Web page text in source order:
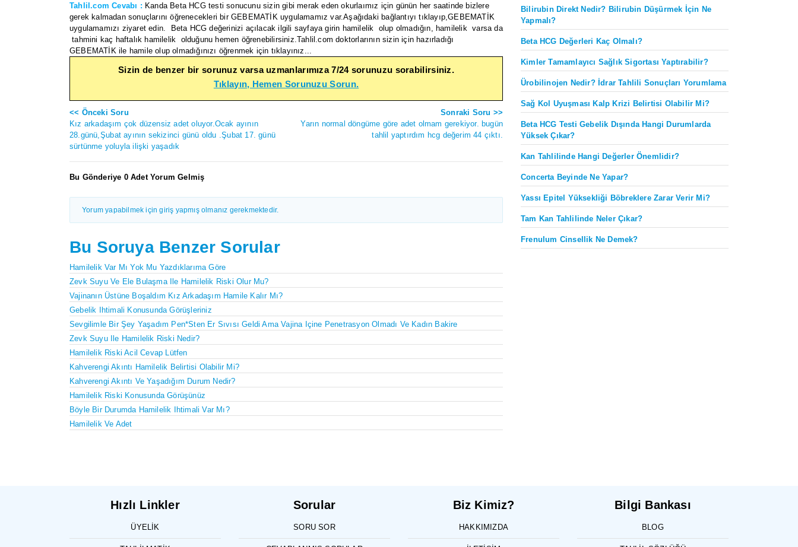
Tahlil.com Cevabı : Kanda Beta HCG testi sonucunu sizin gibi merak eden okurlaımız için günün her saatinde bizlere
gerek kalmadan sonuçlarını öğrenecekleri bir GEBEMATİK uygulamamız var.Aşağıdaki bağlantıyı tıklayıp,GEBEMATİK
uygulamamızı ziyaret edin. Beta HCG değerinizi açılacak ilgili sayfaya girin hamilelik olup olmadığın, hamilelik varsa da
tahmini kaç haftalık hamilelik olduğunu hemen öğrenebilirsiniz.Tahlil.com doktorlarının sizin için hazırladığı
GEBEMATİK ile hamile olup olmadığınızı öğrenmek için tıklayınız...
Sizin de benzer bir sorunuz varsa uzmanlarımıza 7/24 sorunuzu sorabilirsiniz.
Tıklayın, Hemen Sorunuzu Sorun.
<< Önceki Soru
Kız arkadaşım çok düzensiz adet oluyor.Ocak ayının
28.günü,Şubat ayının sekizinci günü oldu .Şubat 17. günü
sürtünme yoluyla ilişki yaşadık
Sonraki Soru >>
Yarın normal döngüme göre adet olmam gerekiyor. bugün
tahlil yaptırdım hcg değerim 44 çıktı.
Bu Gönderiye 0 Adet Yorum Gelmiş
Yorum yapabilmek için giriş yapmış olmanız gerekmektedir.
Bu Soruya Benzer Sorular
Hamilelik Var Mı Yok Mu Yazdıklarıma Göre
Zevk Suyu Ve Ele Bulaşma Ile Hamilelik Riski Olur Mu?
Vajinanın Üstüne Boşaldım Kız Arkadaşım Hamile Kalır Mı?
Gebelik Ihtimali Konusunda Görüşleriniz
Sevgilimle Bir Şey Yaşadım Pen*sten Er Sıvısı Geldi Ama Vajina Içine Penetrasyon Olmadı Ve Kadın Bakire
Zevk Suyu Ile Hamilelik Riski Nedir?
Hamilelik Riski Acil Cevap Lütfen
Kahverengi Akıntı Hamilelik Belirtisi Olabilir Mi?
Kahverengi Akıntı Ve Yaşadığım Durum Nedir?
Hamilelik Riski Konusunda Görüşünüz
Böyle Bir Durumda Hamilelik Ihtimali Var Mı?
Hamilelik Ve Adet
Bilirubin Direkt Nedir? Bilirubin Düşürmek İçin Ne
Yapmalı?
Beta HCG Değerleri Kaç Olmalı?
Kimler Tamamlayıcı Sağlık Sigortası Yaptırabilir?
Ürobilinojen Nedir? İdrar Tahlili Sonuçları Yorumlama
Sağ Kol Uyuşması Kalp Krizi Belirtisi Olabilir Mi?
Beta HCG Testi Gebelik Dışında Hangi Durumlarda
Yüksek Çıkar?
Kan Tahlilinde Hangi Değerler Önemlidir?
Concerta Beyinde Ne Yapar?
Yassı Epitel Yüksekliği Böbreklere Zarar Verir Mi?
Tam Kan Tahlilinde Neler Çıkar?
Frenulum Cinsellik Ne Demek?
Hızlı Linkler
ÜYELIK
Sorular
SORU SOR
Biz Kimiz?
HAKKIMIZDA
Bilgi Bankası
BLOG